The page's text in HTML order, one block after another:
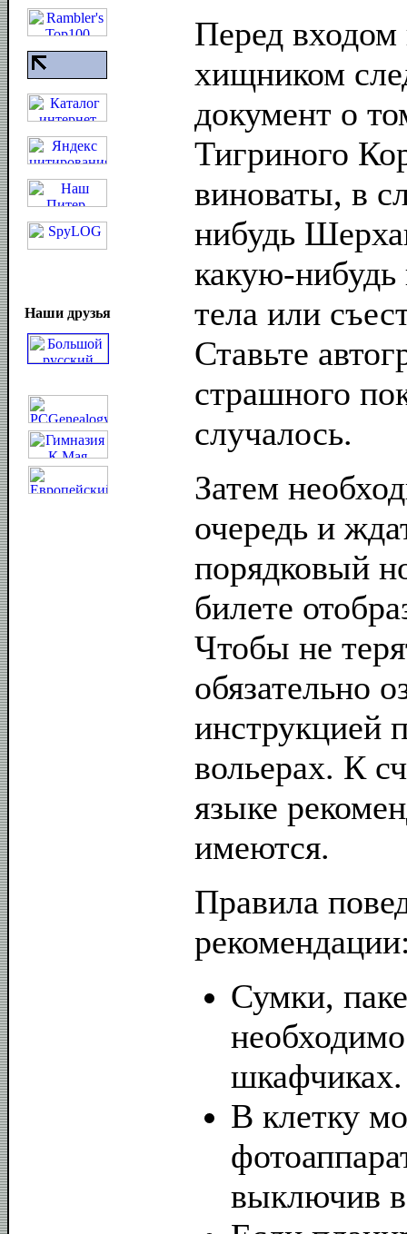
Наши друзья
Перед входом
хищником
документ о
Тигриного
виноваты, в
нибудь
какую-
тела или
Ставьте
страшного
случалось.
Затем
очередь и
порядковый
билете
Чтобы не
обязательно
инструкцией
вольерах. К
языке
имеются.
Правила
Сумки,
шкафчиках.
В клетку
выключив